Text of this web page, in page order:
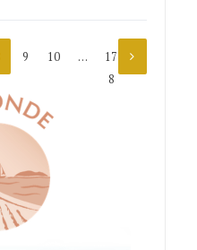
9 10 …
17
8